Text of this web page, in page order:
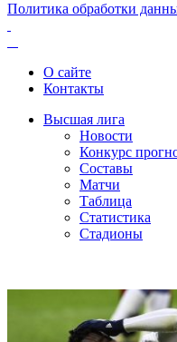
Политика обработки
О сайте
Контакты
Высшая лига
Новости
Конкурс
Составы
Матчи
Таблица
Статистика
Стадионы